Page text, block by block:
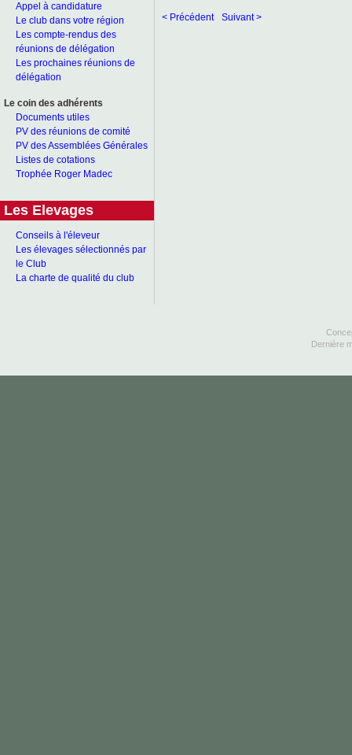
Appel à candidature
Le club dans votre région
Les compte-rendus des
réunions de délégation
Les prochaines réunions de
délégation
Le coin des adhérents
Documents utiles
PV des réunions de comité
PV des Assemblées Générales
Listes de cotations
Trophée Roger Madec
Les Elevages
Conseils à l'éleveur
Les élevages sélectionnés par
le Club
La charte de qualité du club
< Précédent Suivant >
Dernière